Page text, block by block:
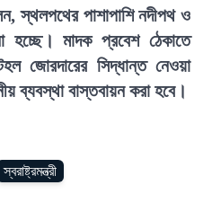
স্থলপথের পাশাপাশি নদীপথ ও
হচ্ছে। মাদক প্রবেশ ঠেকাতে
জোরদারের সিদ্ধান্ত নেওয়া
ব্যবস্থা বাস্তবায়ন করা হবে।
স্বরাষ্ট্রমন্ত্রী